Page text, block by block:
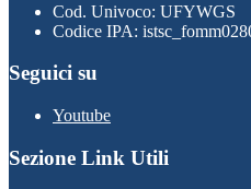
Cod. Univoco: UFYWGS
Codice IPA:
Seguici su
Youtube
Sezione Link Utili